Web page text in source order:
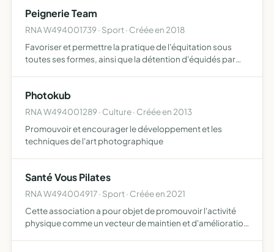
Peignerie Team
RNA W494001739 · Sport · Créée en 2018
Favoriser et permettre la pratique de l'équitation sous
toutes ses formes, ainsi que la détention d'équidés par
Photokub
RNA W494001289 · Culture · Créée en 2013
Promouvoir et encourager le développement et les
techniques de l'art photographique
Santé Vous Pilates
RNA W494004917 · Sport · Créée en 2021
Cette association a pour objet de promouvoir l'activité
physique comme un vecteur de maintien et d'amélioration